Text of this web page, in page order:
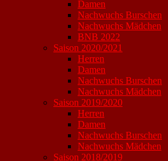
Damen
Nachwuchs Burschen
Nachwuchs Mädchen
BNB 2022
Saison 2020/2021
Herren
Damen
Nachwuchs Burschen
Nachwuchs Mädchen
Saison 2019/2020
Herren
Damen
Nachwuchs Burschen
Nachwuchs Mädchen
Saison 2018/2019